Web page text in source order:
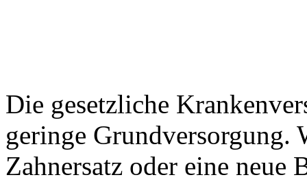
Die gesetzliche
geringe Grundversorgung.
Zahnersatz oder eine